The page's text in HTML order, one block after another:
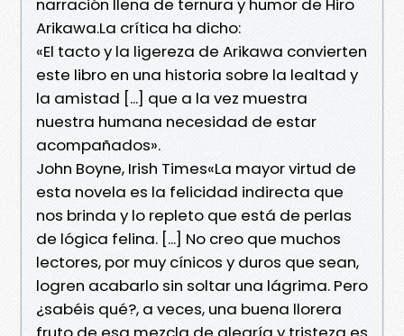
narración llena de ternura y humor de Hiro
Arikawa.La crítica ha dicho:
«El tacto y la ligereza de Arikawa convierten
este libro en una historia sobre la lealtad y
la amistad [...] que a la vez muestra
nuestra humana necesidad de estar
acompañados».
John Boyne, Irish Times«La mayor virtud de
esta novela es la felicidad indirecta que
nos brinda y lo repleto que está de perlas
de lógica felina. [...] No creo que muchos
lectores, por muy cínicos y duros que sean,
logren acabarlo sin soltar una lágrima. Pero
¿sabéis qué?, a veces, una buena llorera